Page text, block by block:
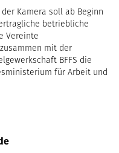
Kamera soll ab Beginn
betriebliche
Vereinte
mit der
BFFS die
für Arbeit und